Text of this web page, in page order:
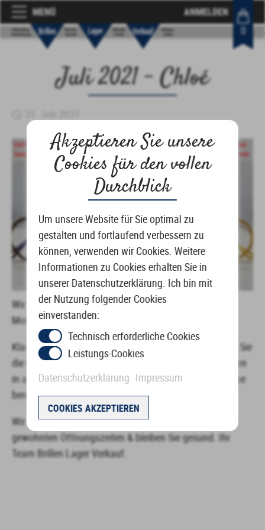
Akzeptieren Sie unsere
Cookies für den vollen
Durchblick
Um unsere Website für Sie optimal zu
gestalten und fortlaufend verbessern zu
können, verwenden wir Cookies. Weitere
Informationen zu Cookies erhalten Sie in
unserer Datenschutzerklärung. Ich bin mit
der Nutzung folgender Cookies
einverstanden:
Technisch erforderliche Cookies
Leistungs-Cookies
Datenschutzerklärung Impressum
COOKIES AKZEPTIEREN
MENÜ ANMELDEN
0
Juli 2021 – Chloé
Wir freuen uns Ihnen unserChloéModell als Brille des
Monats Juli vorzustellen.
Klassisch, casual, Office- oder Party-Outfit? Entdecken Sie
die Looks von
für jeden Anlass. Die Modelle liegen
in allen Brillen Lager Verkauf Filialen für Sie zur Anprobe
bereit.
Wir freuen uns auf Ihren Besuch ohne Termin zu den
gewohnten Öffnungszeiten & bleiben Sie gesund. Ihr
Team Brillen Lager Verkauf.